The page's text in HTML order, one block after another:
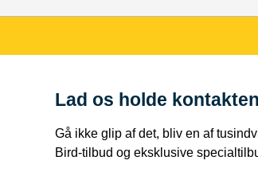
Lad os holde kontakten
Gå ikke glip af det, bliv en af
Bird-tilbud og eksklusive